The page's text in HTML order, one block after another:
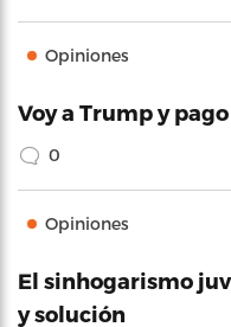
Opiniones
Voy a Trump y
0
Opiniones
El sinhogarismo
y solución